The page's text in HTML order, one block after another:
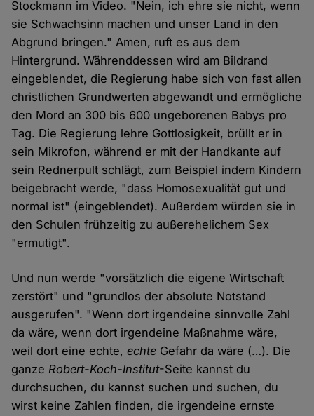
Stockmann im Video. "Nein, ich ehre sie nicht, wenn
sie Schwachsinn machen und unser Land in den
Abgrund bringen." Amen, ruft es aus dem
Hintergrund. Währenddessen wird am Bildrand
eingeblendet, die Regierung habe sich von fast allen
christlichen Grundwerten abgewandt und ermögliche
den Mord an 300 bis 600 ungeborenen Babys pro
Tag. Die Regierung lehre Gottlosigkeit, brüllt er in
sein Mikrofon, während er mit der Handkante auf
sein Rednerpult schlägt, zum Beispiel indem Kindern
beigebracht werde, "dass Homosexualität gut und
normal ist" (eingeblendet). Außerdem würden sie in
den Schulen frühzeitig zu außerehelichem Sex
"ermutigt".
Und nun werde "vorsätzlich die eigene Wirtschaft
zerstört" und "grundlos der absolute Notstand
ausgerufen". "Wenn dort irgendeine sinnvolle Zahl
da wäre, wenn dort irgendeine Maßnahme wäre,
weil dort eine echte,echte Gefahr da wäre (…). Die
ganzeRobert-Koch-Institut-Seite kannst du
durchsuchen, du kannst suchen und suchen, du
wirst keine Zahlen finden, die irgendeine ernste